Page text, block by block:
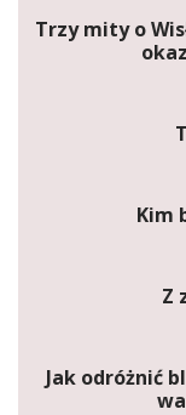
Trzy mity o
Kim
Z
Jak odróżnić